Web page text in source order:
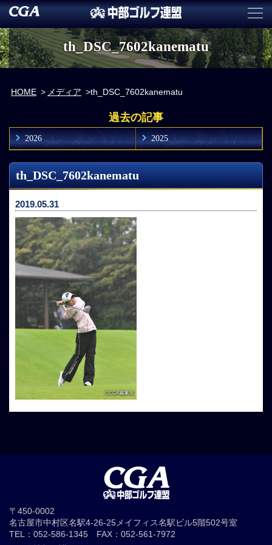
th_DSC_7602kanematu
HOME メディア th_DSC_7602kanematu
過去の記事
2026 2025
th_DSC_7602kanematu
2019.05.31
〒450-0002
名古屋市中村区名駅4-26-25メイフィス名駅ビル5階502号室
TEL：052-586-1345 FAX：052-561-7972